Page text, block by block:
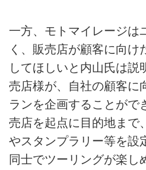
一方、モトマイレージは
く、販売店が顧客に向け
してほしいと内山氏は説
売店様が、自社の顧客に
ランを企画することがで
売店を起点に目的地まで
やスタンプラリー等を設
同士でツーリングが楽し